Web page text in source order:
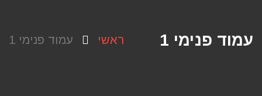
עמוד פנימי 1 ראשי עמוד פנימי 1